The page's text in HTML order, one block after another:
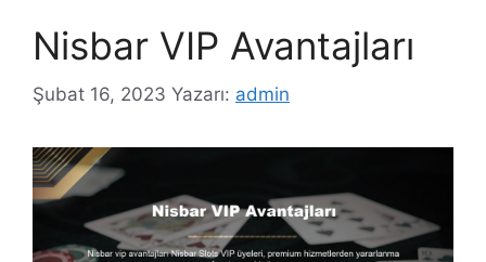
Nisbar VIP Avantajları
Şubat 16, 2023 Yazarı: admin